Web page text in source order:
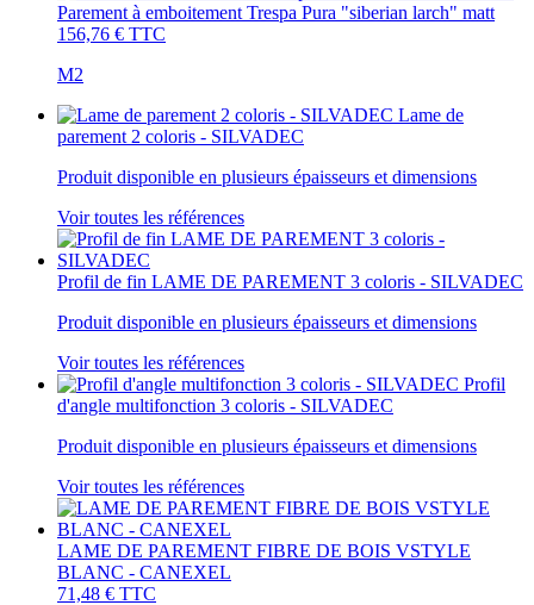
Parement à emboitement Trespa Pura "siberian larch" matt
156,76 € TTC
M2
Lame de
parement 2 coloris - SILVADEC
Produit disponible en plusieurs épaisseurs et dimensions
Voir toutes les références
Profil de fin LAME DE PAREMENT 3 coloris - SILVADEC
Produit disponible en plusieurs épaisseurs et dimensions
Voir toutes les références
Profil
d'angle multifonction 3 coloris - SILVADEC
Produit disponible en plusieurs épaisseurs et dimensions
Voir toutes les références
LAME DE PAREMENT FIBRE DE BOIS VSTYLE
BLANC - CANEXEL
71,48 € TTC